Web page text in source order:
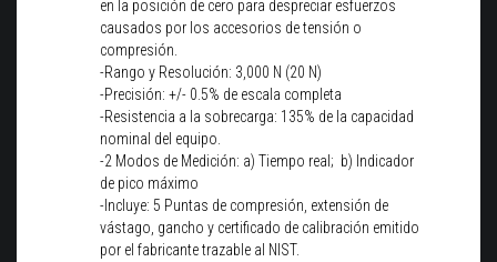
en la posición de cero para despreciar esfuerzos
causados por los accesorios de tensión o
compresión.
-Rango y Resolución: 3,000 N (20 N)
-Precisión: +/- 0.5% de escala completa
-Resistencia a la sobrecarga: 135% de la capacidad
nominal del equipo.
-2 Modos de Medición: a) Tiempo real; b) Indicador
de pico máximo
-Incluye: 5 Puntas de compresión, extensión de
vástago, gancho y certificado de calibración emitido
por el fabricante trazable al NIST.